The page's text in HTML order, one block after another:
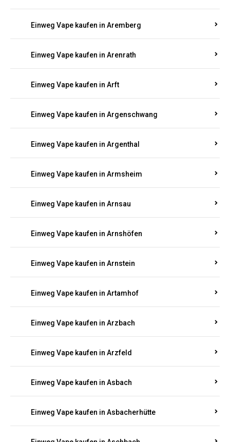
Einweg Vape kaufen in Aremberg
Einweg Vape kaufen in Arenrath
Einweg Vape kaufen in Arft
Einweg Vape kaufen in Argenschwang
Einweg Vape kaufen in Argenthal
Einweg Vape kaufen in Armsheim
Einweg Vape kaufen in Arnsau
Einweg Vape kaufen in Arnshöfen
Einweg Vape kaufen in Arnstein
Einweg Vape kaufen in Artamhof
Einweg Vape kaufen in Arzbach
Einweg Vape kaufen in Arzfeld
Einweg Vape kaufen in Asbach
Einweg Vape kaufen in Asbacherhütte